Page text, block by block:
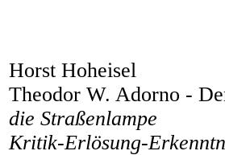
Horst Hoheisel
Theodor W. Adorno -
die Straßenlampe
Kritik-Erlösung-